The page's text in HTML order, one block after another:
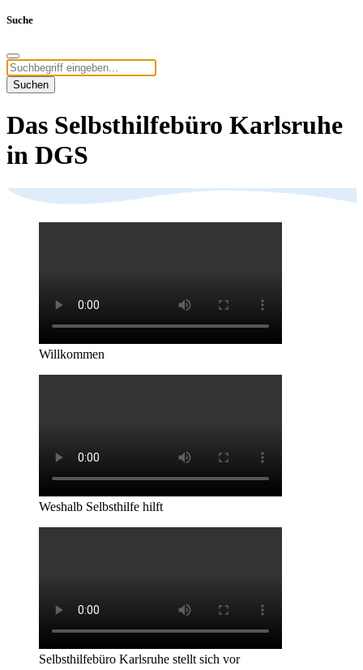
Suche
Suchen
Das Selbsthilfebüro Karlsruhe
in DGS
Willkommen
Weshalb Selbsthilfe hilft
Selbsthilfebüro Karlsruhe stellt sich vor